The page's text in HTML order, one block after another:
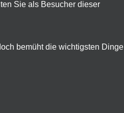
Sie als Besucher dieser
bemüht die wichtigsten Dinge